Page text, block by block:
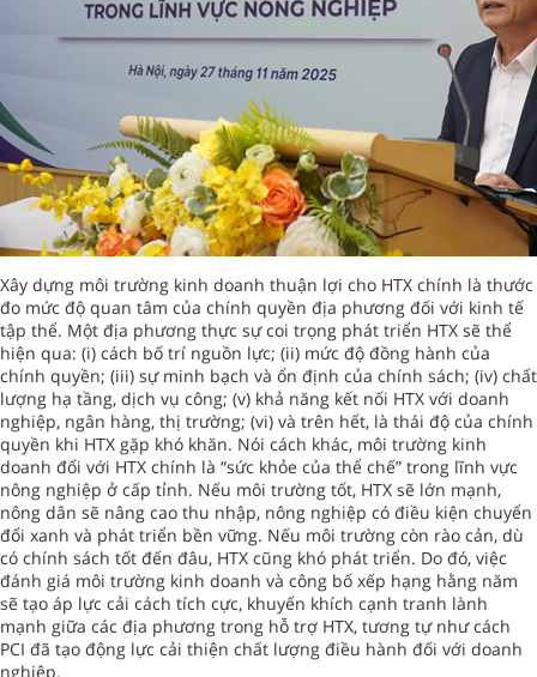
Xây dựng môi trường kinh doanh thuận lợi cho HTX chính là thước
đo mức độ quan tâm của chính quyền địa phương đối với kinh tế
tập thể. Một địa phương thực sự coi trọng phát triển HTX sẽ thể
hiện qua: (i) cách bố trí nguồn lực; (ii) mức độ đồng hành của
chính quyền; (iii) sự minh bạch và ổn định của chính sách; (iv) chất
lượng hạ tầng, dịch vụ công; (v) khả năng kết nối HTX với doanh
nghiệp, ngân hàng, thị trường; (vi) và trên hết, là thái độ của chính
quyền khi HTX gặp khó khăn. Nói cách khác, môi trường kinh
doanh đối với HTX chính là “sức khỏe của thể chế” trong lĩnh vực
nông nghiệp ở cấp tỉnh. Nếu môi trường tốt, HTX sẽ lớn mạnh,
nông dân sẽ nâng cao thu nhập, nông nghiệp có điều kiện chuyển
đổi xanh và phát triển bền vững. Nếu môi trường còn rào cản, dù
có chính sách tốt đến đâu, HTX cũng khó phát triển. Do đó, việc
đánh giá môi trường kinh doanh và công bố xếp hạng hằng năm
sẽ tạo áp lực cải cách tích cực, khuyến khích cạnh tranh lành
mạnh giữa các địa phương trong hỗ trợ HTX, tương tự như cách
PCI đã tạo động lực cải thiện chất lượng điều hành đối với doanh
nghiệp.